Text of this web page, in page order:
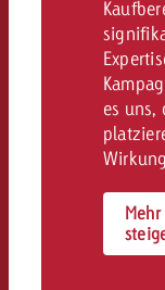
es uns,